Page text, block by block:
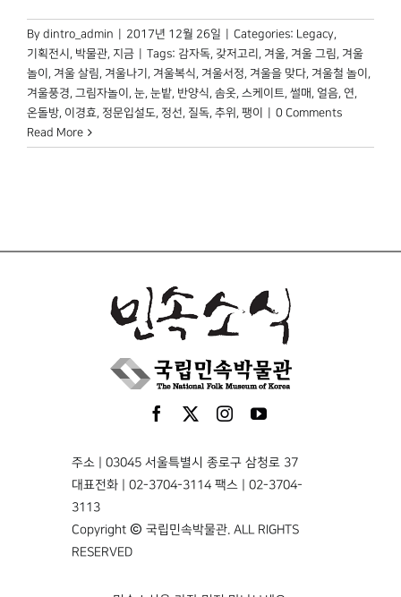
By dintro_admin 2017년 12월 26일 Categories: Legacy,
기획전시 , 박물관, 지금 Tags: 감자독, 갖저고리 , 겨울, 겨울 그림, 겨울
놀이 , 겨울 살림, 겨울나기 , 겨울복식, 겨울서정, 겨울을 맞다, 겨울철 놀이 ,
겨울풍경, 그림자놀이 , 눈, 눈밭, 반양식, 솜옷, 스케이트, 썰매 , 얼음, 연,
온돌방, 이경효, 정문입설도, 정선, 질독, 추위 , 팽이
0 Comments
Read More
주소 | 03045 서울특별시 종로구 삼청로 37
대표전화 | 02-3704-3114 팩스 | 02-3704-
3113
Copyright © 국립민속박물관. ALL RIGHTS
RESERVED